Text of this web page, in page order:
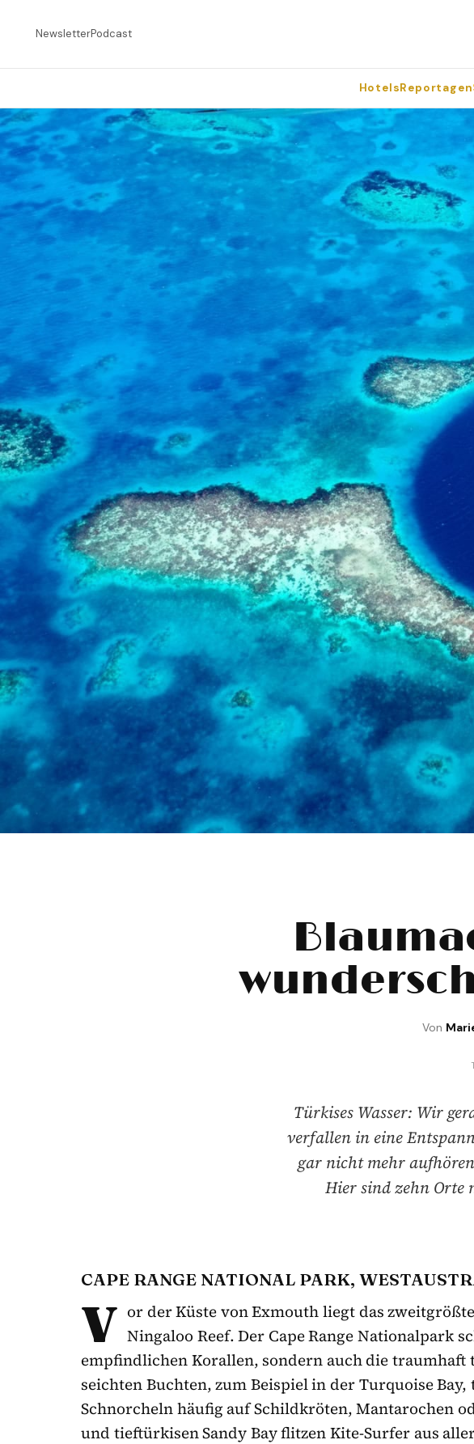
NewsletterPodcast
HotelsReportagen
Von
Türkises Wasser: Wir
verfallen in eine
gar nicht mehr
Hier sind zehn Orte
CAPE RANGE NATIONAL PARK,
V or der Küste von Exmouth liegt das
Ningaloo Reef. Der Cape Range Nationalpark
empfindlichen Korallen, sondern auch die traumhaft
seichten Buchten, zum Beispiel in der Turquoise
Schnorcheln häufig auf Schildkröten, Mantarochen
und tieftürkisen Sandy Bay flitzen Kite-Surfer aus